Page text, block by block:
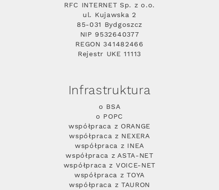
RFC INTERNET Sp. z o.o.
ul. Kujawska 2
85-031 Bydgoszcz
NIP 9532640377
REGON 341482466
Rejestr UKE 11113
Infrastruktura
o BSA
o POPC
współpraca z ORANGE
współpraca z NEXERA
współpraca z INEA
współpraca z ASTA-NET
współpraca z VOICE-NET
współpraca z TOYA
współpraca z TAURON